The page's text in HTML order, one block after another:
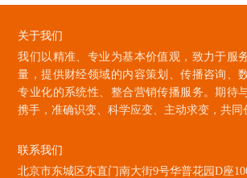
关于我们
我们以精准、专业为基本价值观，致力于服
量，提供财经领域的内容策划、传播咨询、
专业化的系统性、整合营销传播服务。期待
携手，准确识变、科学应变、主动求变，共同
联系我们
北京市东城区东直门南大街9号华普花园D座